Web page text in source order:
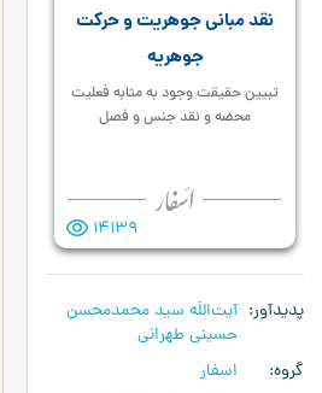
نقد مبانی جوهریت و حرکت
جوهریه
تبیین حقیقت وجود به مثابه فعلیت
محضه و نقد جنس و فصل
14139
پدیدآور
آیت‌اللَه سید محمدمحسن
حسینی طهرانی
گروه
اسفار